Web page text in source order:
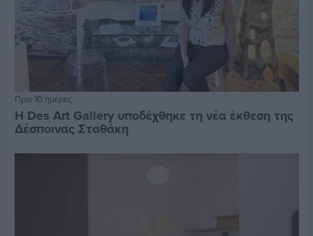
Πριν 10 ημέρες
Η Des Art Gallery υποδέχθηκε τη νέα έκθεση της
Δέσποινας Σταθάκη